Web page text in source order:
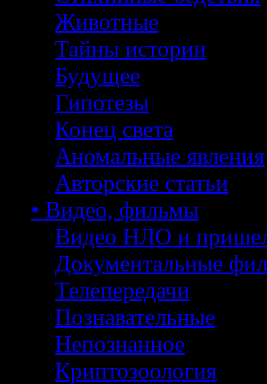
Животные
Тайны истории
Будущее
Гипотезы
Конец света
Аномальные явления
Авторские статьи
• Видео, фильмы
Видео НЛО и
Документальные
Телепередачи
Познавательные
Непознанное
Криптозоология